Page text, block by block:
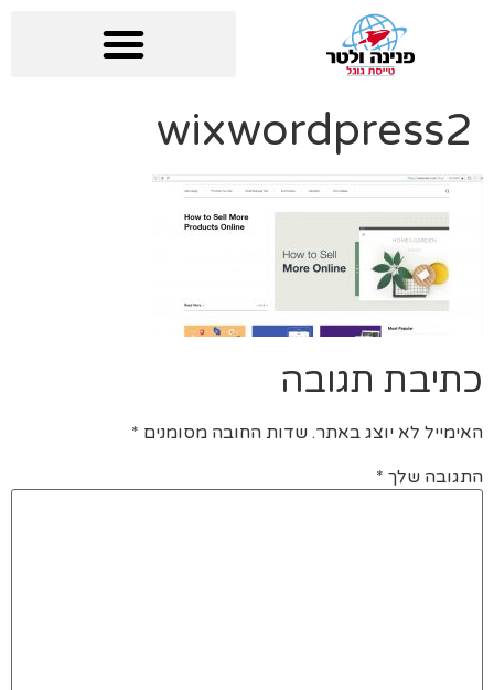
wixwordpress2
כתיבת תגובה
האימייל לא יוצג באתר. שדות החובה מסומנים *
התגובה שלך *